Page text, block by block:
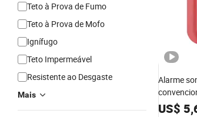
Teto à Prova de Fumo
Teto à Prova de Mofo
Ignífugo
Teto Impermeável
Resistente ao Desgaste
Mais
Alarme
para
US$